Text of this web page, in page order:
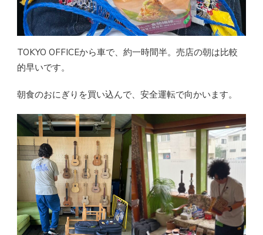
TOKYO OFFICEから車で、約一時間半。売店の朝は比較
的早いです。
朝食のおにぎりを買い込んで、安全運転で向かいます。